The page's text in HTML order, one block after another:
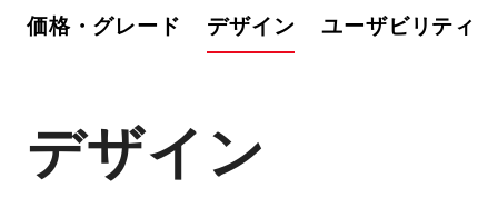
価格・グレード デザイン ユーザビリティ
デザイン